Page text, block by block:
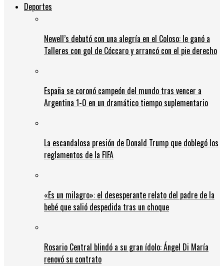
Deportes
Newell’s debutó con una alegría en el Coloso: le ganó a
Talleres con gol de Cóccaro y arrancó con el pie derecho
España se coronó campeón del mundo tras vencer a
Argentina 1-0 en un dramático tiempo suplementario
La escandalosa presión de Donald Trump que doblegó los
reglamentos de la FIFA
«Es un milagro»: el desesperante relato del padre de la
bebé que salió despedida tras un choque
Rosario Central blindó a su gran ídolo: Ángel Di María
renovó su contrato